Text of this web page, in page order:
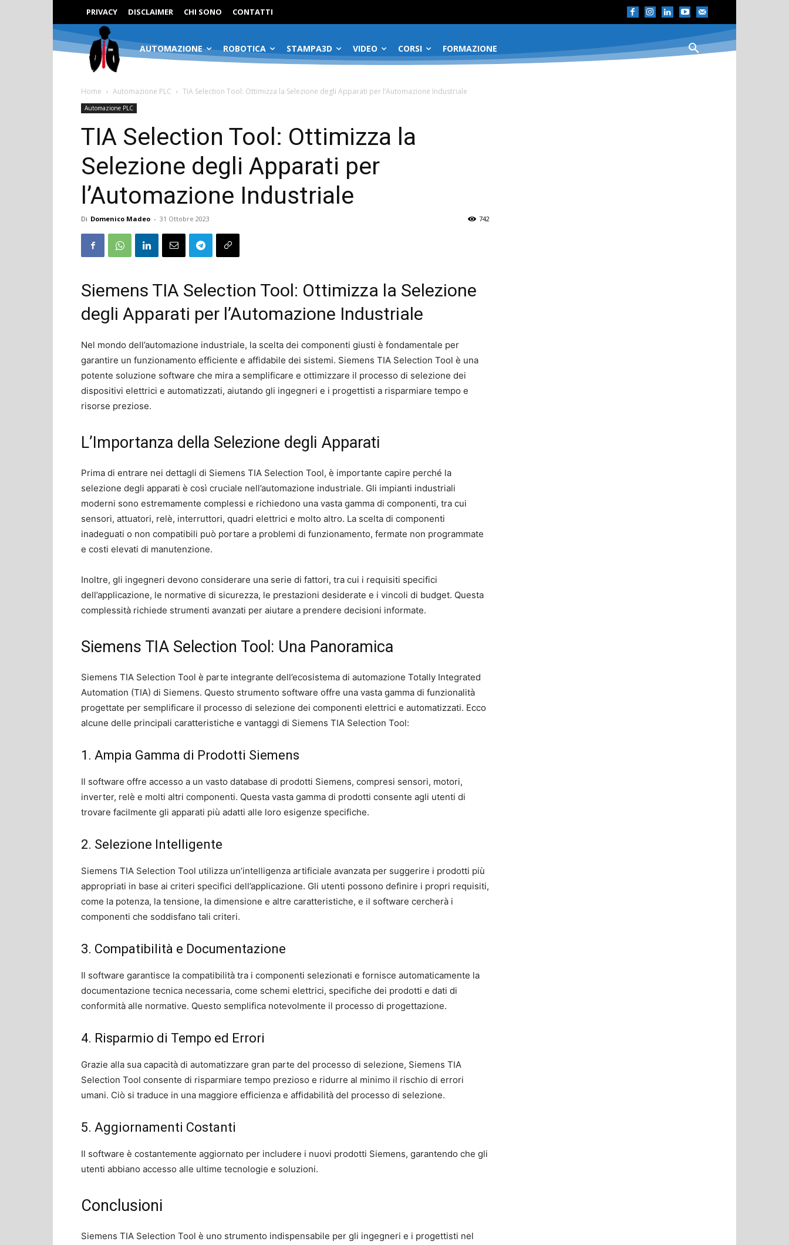
PRIVACY DISCLAIMER CHI SONO CONTATTI
AUTOMAZIONE ROBOTICA STAMPA3D VIDEO CORSI FORMAZIONE
Home Automazione PLC TIA Selection Tool: Ottimizza la Selezione degli Apparati per l’Automazione Industriale
Automazione PLC
TIA Selection Tool: Ottimizza la
Selezione degli Apparati per
l’Automazione Industriale
Di Domenico Madeo - 31 Ottobre 2023 742
Siemens TIA Selection Tool: Ottimizza la Selezione
degli Apparati per l’Automazione Industriale
Nel mondo dell’automazione industriale, la scelta dei componenti giusti è fondamentale per
garantire un funzionamento efficiente e affidabile dei sistemi. Siemens TIA Selection Tool è una
potente soluzione software che mira a semplificare e ottimizzare il processo di selezione dei
dispositivi elettrici e automatizzati, aiutando gli ingegneri e i progettisti a risparmiare tempo e
risorse preziose.
L’Importanza della Selezione degli Apparati
Prima di entrare nei dettagli di Siemens TIA Selection Tool, è importante capire perché la
selezione degli apparati è così cruciale nell’automazione industriale. Gli impianti industriali
moderni sono estremamente complessi e richiedono una vasta gamma di componenti, tra cui
sensori, attuatori, relè, interruttori, quadri elettrici e molto altro. La scelta di componenti
inadeguati o non compatibili può portare a problemi di funzionamento, fermate non programmate
e costi elevati di manutenzione.
Inoltre, gli ingegneri devono considerare una serie di fattori, tra cui i requisiti specifici
dell’applicazione, le normative di sicurezza, le prestazioni desiderate e i vincoli di budget. Questa
complessità richiede strumenti avanzati per aiutare a prendere decisioni informate.
Siemens TIA Selection Tool: Una Panoramica
Siemens TIA Selection Tool è parte integrante dell’ecosistema di automazione Totally Integrated
Automation (TIA) di Siemens. Questo strumento software offre una vasta gamma di funzionalità
progettate per semplificare il processo di selezione dei componenti elettrici e automatizzati. Ecco
alcune delle principali caratteristiche e vantaggi di Siemens TIA Selection Tool:
1. Ampia Gamma di Prodotti Siemens
Il software offre accesso a un vasto database di prodotti Siemens, compresi sensori, motori,
inverter, relè e molti altri componenti. Questa vasta gamma di prodotti consente agli utenti di
trovare facilmente gli apparati più adatti alle loro esigenze specifiche.
2. Selezione Intelligente
Siemens TIA Selection Tool utilizza un’intelligenza artificiale avanzata per suggerire i prodotti più
appropriati in base ai criteri specifici dell’applicazione. Gli utenti possono definire i propri requisiti,
come la potenza, la tensione, la dimensione e altre caratteristiche, e il software cercherà i
componenti che soddisfano tali criteri.
3. Compatibilità e Documentazione
Il software garantisce la compatibilità tra i componenti selezionati e fornisce automaticamente la
documentazione tecnica necessaria, come schemi elettrici, specifiche dei prodotti e dati di
conformità alle normative. Questo semplifica notevolmente il processo di progettazione.
4. Risparmio di Tempo ed Errori
Grazie alla sua capacità di automatizzare gran parte del processo di selezione, Siemens TIA
Selection Tool consente di risparmiare tempo prezioso e ridurre al minimo il rischio di errori
umani. Ciò si traduce in una maggiore efficienza e affidabilità del processo di selezione.
5. Aggiornamenti Costanti
Il software è costantemente aggiornato per includere i nuovi prodotti Siemens, garantendo che gli
utenti abbiano accesso alle ultime tecnologie e soluzioni.
Conclusioni
Siemens TIA Selection Tool è uno strumento indispensabile per gli ingegneri e i progettisti nel